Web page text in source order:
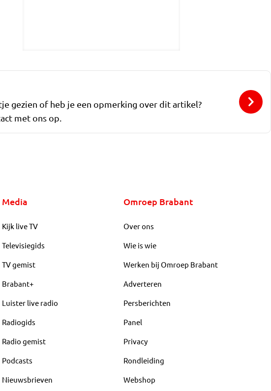
gezien of heb je een opmerking over dit artikel?
met ons op.
Media
Kijk live TV
Televisiegids
TV gemist
Brabant+
Luister live radio
Radiogids
Radio gemist
Podcasts
Nieuwsbrieven
Omroep Brabant
Over ons
Wie is wie
Werken bij Omroep Brabant
Adverteren
Persberichten
Panel
Privacy
Rondleiding
Webshop